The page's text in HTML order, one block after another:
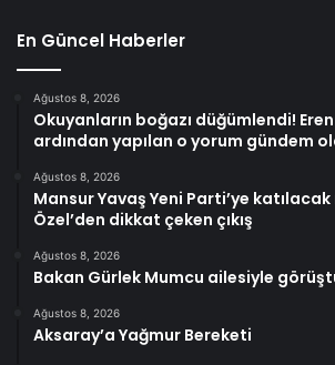
En Güncel Haberler
Ağustos 8, 2026
Okuyanların boğazı düğümlendi! Eren
ardından yapılan o yorum gündem
Ağustos 8, 2026
Mansur Yavaş Yeni Parti’ye katılacak
Özel’den dikkat çeken çıkış
Ağustos 8, 2026
Bakan Gürlek Mumcu ailesiyle
Ağustos 8, 2026
Aksaray’a Yağmur Bereketi